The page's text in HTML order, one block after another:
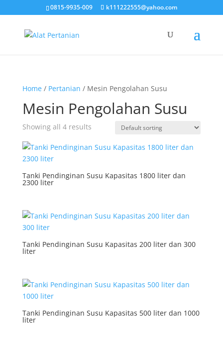
0815-9935-009 k111222555@yahoo.com
Home/ Pertanian / Mesin Pengolahan Susu
Mesin Pengolahan Susu
Showing all 4 results
Tanki Pendinginan Susu Kapasitas 1800 liter dan
2300 liter
Tanki Pendinginan Susu Kapasitas 200 liter dan 300
liter
Tanki Pendinginan Susu Kapasitas 500 liter dan 1000
liter